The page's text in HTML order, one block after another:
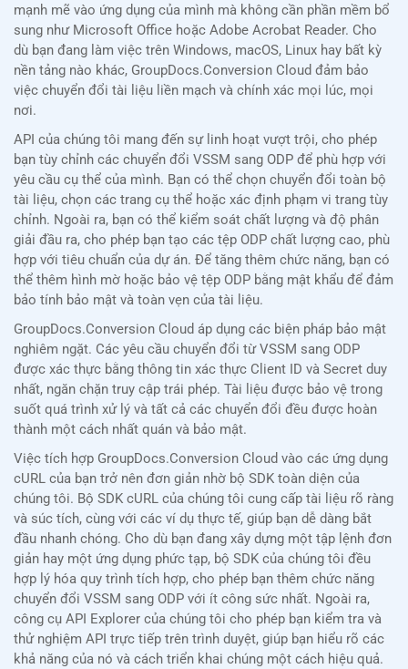
mạnh mẽ vào ứng dụng của mình mà không cần phần mềm bổ
sung như Microsoft Office hoặc Adobe Acrobat Reader. Cho
dù bạn đang làm việc trên Windows, macOS, Linux hay bất kỳ
nền tảng nào khác, GroupDocs.Conversion Cloud đảm bảo
việc chuyển đổi tài liệu liền mạch và chính xác mọi lúc, mọi
nơi.
API của chúng tôi mang đến sự linh hoạt vượt trội, cho phép
bạn tùy chỉnh các chuyển đổi VSSM sang ODP để phù hợp với
yêu cầu cụ thể của mình. Bạn có thể chọn chuyển đổi toàn bộ
tài liệu, chọn các trang cụ thể hoặc xác định phạm vi trang tùy
chỉnh. Ngoài ra, bạn có thể kiểm soát chất lượng và độ phân
giải đầu ra, cho phép bạn tạo các tệp ODP chất lượng cao, phù
hợp với tiêu chuẩn của dự án. Để tăng thêm chức năng, bạn có
thể thêm hình mờ hoặc bảo vệ tệp ODP bằng mật khẩu để đảm
bảo tính bảo mật và toàn vẹn của tài liệu.
GroupDocs.Conversion Cloud áp dụng các biện pháp bảo mật
nghiêm ngặt. Các yêu cầu chuyển đổi từ VSSM sang ODP
được xác thực bằng thông tin xác thực Client ID và Secret duy
nhất, ngăn chặn truy cập trái phép. Tài liệu được bảo vệ trong
suốt quá trình xử lý và tất cả các chuyển đổi đều được hoàn
thành một cách nhất quán và bảo mật.
Việc tích hợp GroupDocs.Conversion Cloud vào các ứng dụng
cURL của bạn trở nên đơn giản nhờ bộ SDK toàn diện của
chúng tôi. Bộ SDK cURL của chúng tôi cung cấp tài liệu rõ ràng
và súc tích, cùng với các ví dụ thực tế, giúp bạn dễ dàng bắt
đầu nhanh chóng. Cho dù bạn đang xây dựng một tập lệnh đơn
giản hay một ứng dụng phức tạp, bộ SDK của chúng tôi đều
hợp lý hóa quy trình tích hợp, cho phép bạn thêm chức năng
chuyển đổi VSSM sang ODP với ít công sức nhất. Ngoài ra,
công cụ API Explorer của chúng tôi cho phép bạn kiểm tra và
thử nghiệm API trực tiếp trên trình duyệt, giúp bạn hiểu rõ các
khả năng của nó và cách triển khai chúng một cách hiệu quả.